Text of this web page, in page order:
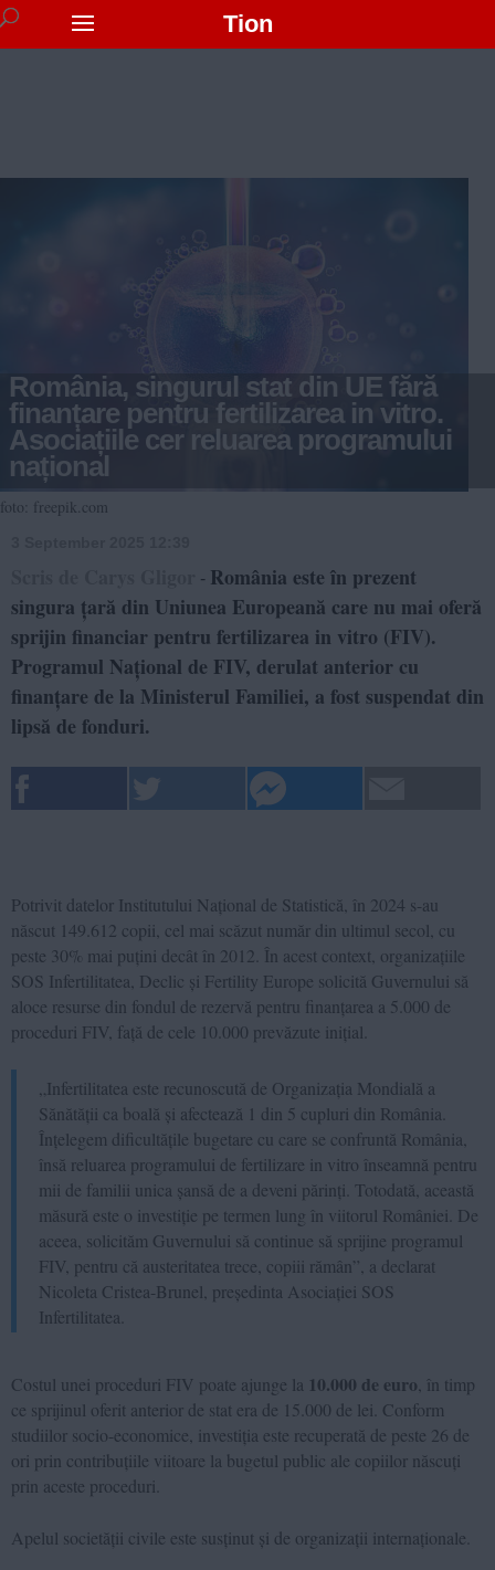
Tion
România, singurul stat din UE fără
finanțare pentru fertilizarea in vitro.
Asociațiile cer reluarea programului
național
foto: freepik.com
- România este în prezent
singura țară din Uniunea Europeană care nu mai oferă
sprijin financiar pentru fertilizarea in vitro (FIV).
Programul Național de FIV, derulat anterior cu
finanțare de la Ministerul Familiei, a fost suspendat din
lipsă de fonduri.
Potrivit datelor Institutului Național de Statistică, în 2024 s-au
născut 149.612 copii, cel mai scăzut număr din ultimul secol, cu
peste 30% mai puțini decât în 2012. În acest context, organizațiile
SOS Infertilitatea, Declic și Fertility Europe solicită Guvernului să
aloce resurse din fondul de rezervă pentru finanțarea a 5.000 de
proceduri FIV, față de cele 10.000 prevăzute inițial.
„Infertilitatea este recunoscută de Organizația Mondială a
Sănătății ca boală și afectează 1 din 5 cupluri din România.
Înțelegem dificultățile bugetare cu care se confruntă România,
însă reluarea programului de fertilizare in vitro înseamnă pentru
mii de familii unica șansă de a deveni părinți. Totodată, această
măsură este o investiție pe termen lung în viitorul României. De
aceea, solicităm Guvernului să continue să sprijine programul
FIV, pentru că austeritatea trece, copiii rămân”, a declarat
Nicoleta Cristea-Brunel, președinta Asociației SOS
Infertilitatea.
Costul unei proceduri FIV poate ajunge la 10.000 de euro , în timp
ce sprijinul oferit anterior de stat era de 15.000 de lei. Conform
studiilor socio-economice, investiția este recuperată de peste 26 de
ori prin contribuțiile viitoare la bugetul public ale copiilor născuți
prin aceste proceduri.
Apelul societății civile este susținut și de organizații internaționale.